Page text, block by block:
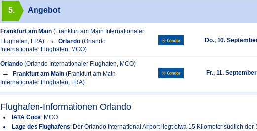
5. Angebot
Frankfurt am Main (Frankfurt am Main Internationaler
Flughafen, FRA)
Orlando (Orlando
Internationaler Flughafen, MCO)
Do., 10.
Orlando (Orlando Internationaler Flughafen, MCO)
Frankfurt am Main (Frankfurt am Main
Internationaler Flughafen, FRA)
Fr., 11.
Flughafen-Informationen Orlando
IATA Code: MCO
Lage des Flughafens: Der Orlando International Airport liegt etwa 15 Kilometer südlich der